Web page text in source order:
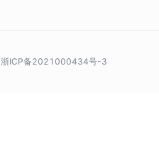
浙ICP备2021000434号-3